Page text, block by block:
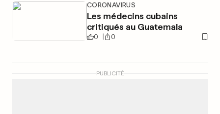
CORONAVIRUS
Les médecins cubains
critiqués au Guatemala
0 0
PUBLICITÉ